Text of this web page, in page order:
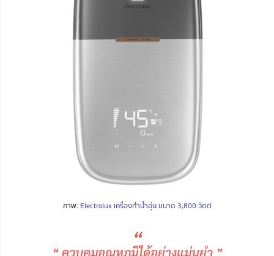
ภาพ: Electrolux เครื่องทำน้ำอุ่น ขนาด 3,800 วัตต์
“
“ ควบคุมอุณหภูมิได้อย่างแม่นยำ ”